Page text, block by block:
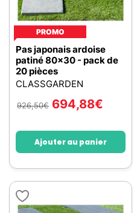
PROMO
Pas japonais ardoise
patiné 80x30 - pack de
20 pièces
CLASSGARDEN
926,50€ 694,88€
Ajouter au panier